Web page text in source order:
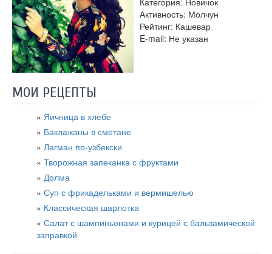
Активность: Молчун
Рейтинг: Кашевар
E-mail: Не указан
МОИ РЕЦЕПТЫ
Яичница в хлебе
Баклажаны в сметане
Лагман по-узбекски
Творожная запеканка с фруктами
Долма
Суп с фрикадельками и вермишелью
Классическая шарлотка
Салат с шампиньонами и курицей с бальзамической
заправкой